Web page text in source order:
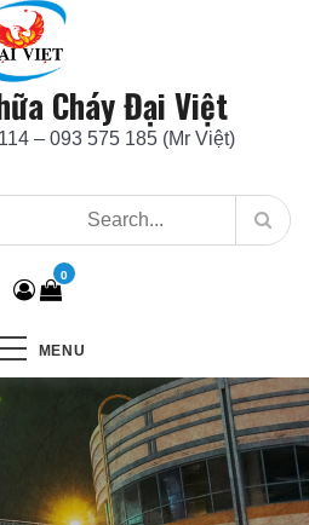
Cháy Đại Việt
– 093 575 185 (Mr Việt)
0
MENU